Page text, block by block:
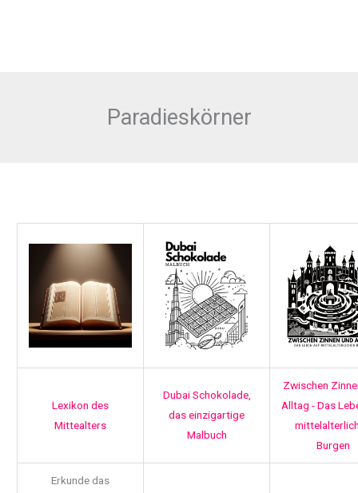
Paradieskörner
Lexikon des
Mittealters
Dubai Schokolade,
das einzigartige
Malbuch
Zwischen
Alltag - Das
Burgen
Erkunde das